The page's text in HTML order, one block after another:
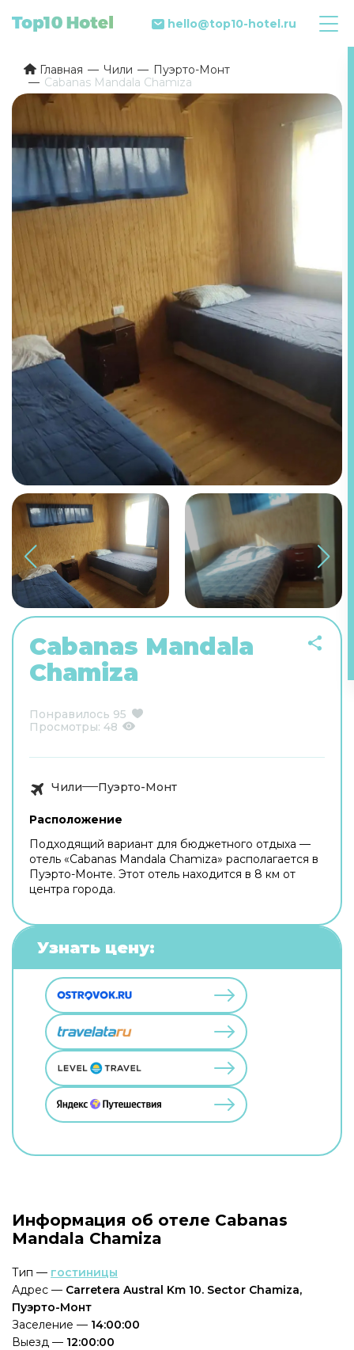
hello@top10-hotel.ru
Главная Чили
Пуэрто-Монт
Cabanas Mandala Chamiza
Cabanas Mandala
Chamiza
Понравилось 95
Просмотры: 48
Чили Пуэрто-Монт
Расположение
Подходящий вариант для бюджетного отдыха —
отель «Cabanas Mandala Chamiza» располагается в
Пуэрто-Монте. Этот отель находится в 8 км от
центра города.
Узнать цену:
Информация об отеле Cabanas
Mandala Chamiza
Тип — гостиницы
Адрес — Carretera Austral Km 10. Sector Chamiza,
Пуэрто-Монт
Заселение — 14:00:00
Выезд — 12:00:00